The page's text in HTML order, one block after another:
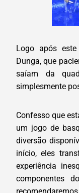
Logo após
Dunga, que
saíam da
simplesmente
Confesso que
um jogo de
diversão
início, eles
experiência
componentes